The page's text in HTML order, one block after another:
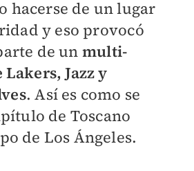
hacerse de un lugar
y eso provocó
de un multi-
Jazz y
. Así es como se
de Toscano
de Los Ángeles.